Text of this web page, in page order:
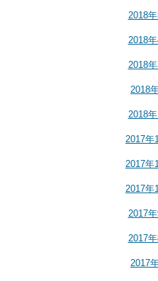
2018年
2018年
2018年
2018
2018年
2017年
2017年
2017年
2017年
2017年
2017